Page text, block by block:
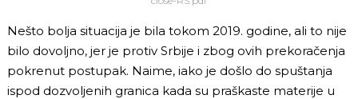
Nešto bolja situacija je bila tokom 2019. godine, ali to nije
bilo dovoljno, jer je protiv Srbije i zbog ovih prekoračenja
pokrenut postupak. Naime, iako je došlo do spuštanja
ispod dozvoljenih granica kada su praškaste materije u